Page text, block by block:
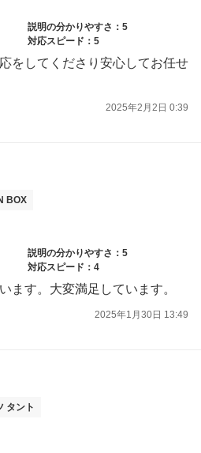
説明の分かりやすさ：5
対応スピード：5
をしてくださり安心してお任せ
2025年2月2日 0:39
BOX
説明の分かりやすさ：5
対応スピード：4
ます。大変満足しています。
2025年1月30日 13:49
タント